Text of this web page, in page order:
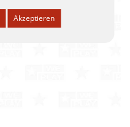
Akzeptieren